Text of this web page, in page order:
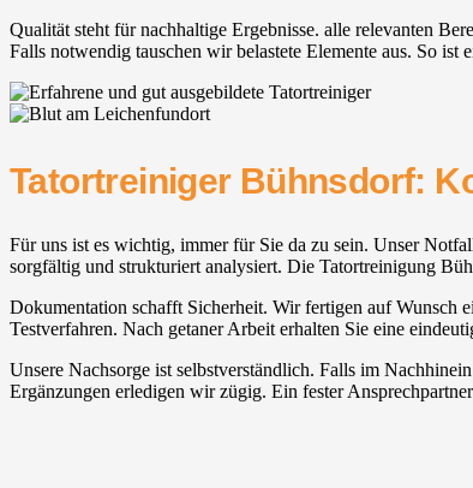
Qualität steht für nachhaltige Ergebnisse. alle relevanten
Falls notwendig tauschen wir belastete Elemente aus. So ist
Tatortreiniger Bühnsdorf:
Für uns ist es wichtig, immer für Sie da zu sein. Unser
sorgfältig und strukturiert analysiert. Die Tatortreinigung
Dokumentation schafft Sicherheit. Wir fertigen auf Wunsch
Testverfahren. Nach getaner Arbeit erhalten Sie eine
Unsere Nachsorge ist selbstverständlich. Falls im
Ergänzungen erledigen wir zügig. Ein fester